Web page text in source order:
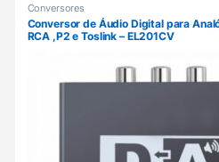
Conversores
Conversor de Áudio Digital para
RCA ,P2 e Toslink – EL201CV